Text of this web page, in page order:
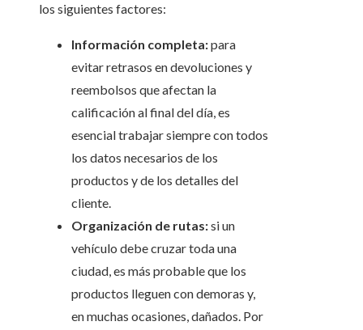
los siguientes factores:
Información completa:para
evitar retrasos en devoluciones y
reembolsos que afectan la
calificación al final del día, es
esencial trabajar siempre con todos
los datos necesarios de los
productos y de los detalles del
cliente.
Organización de rutas:si un
vehículo debe cruzar toda una
ciudad, es más probable que los
productos lleguen con demoras y,
en muchas ocasiones, dañados. Por